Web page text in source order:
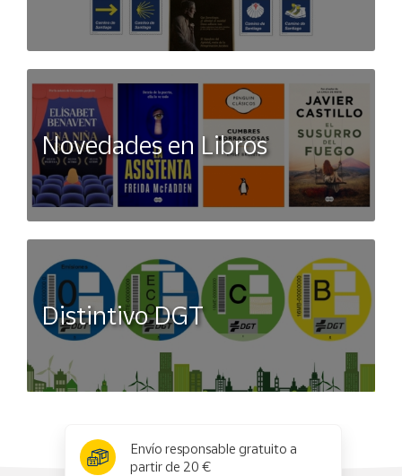
Novedades en Libros
Distintivo DGT
Envío responsable gratuito a
partir de 20 €